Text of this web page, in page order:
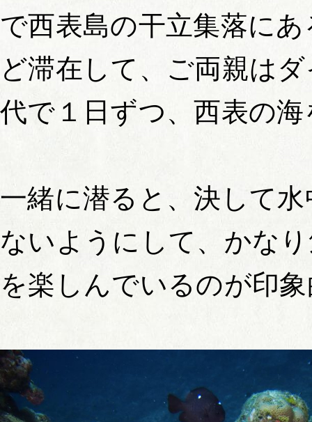
で西表島の干立集落に
ど滞在して、ご両親は
代で１日ずつ、西表の
一緒に潜ると、決して
ないようにして、かな
を楽しんでいるのが印